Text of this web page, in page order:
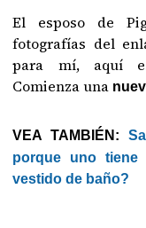
El esposo de
fotografías del
para mí, aquí
Comienza una
VEA TAMBIÉN:
porque uno
vestido de baño?